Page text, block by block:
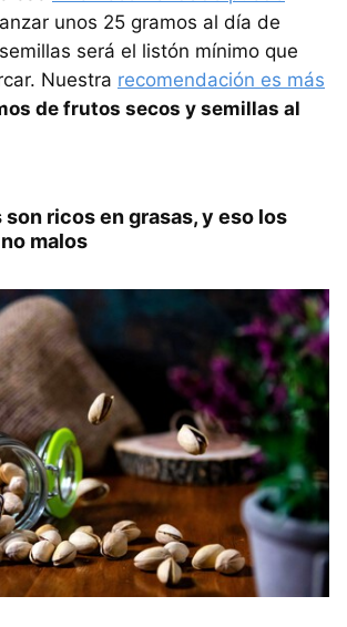
unos 25 gramos al día de
será el listón mínimo que
Nuestra recomendación es más
de frutos secos y semillas al
ricos en grasas, y eso los
malos